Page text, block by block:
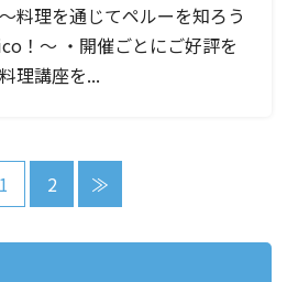
料理を通じてペルーを知ろう
！～ ・開催ごとにご好評を
理講座を...
1 2 ≫